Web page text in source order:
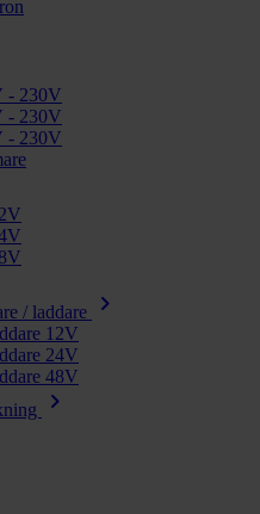
- 230V
- 230V
- 230V
/ laddare
chevron_right
12V
24V
48V
chevron_right